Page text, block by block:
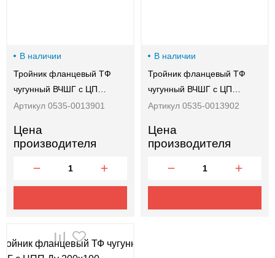
В наличии
Тройник фланцевый ТФ
чугунный ВЧШГ с ЦП…
Артикул 0535-0013901
Цена
производителя
В наличии
Тройник фланцевый ТФ
чугунный ВЧШГ с ЦП…
Артикул 0535-0013902
Цена
производителя